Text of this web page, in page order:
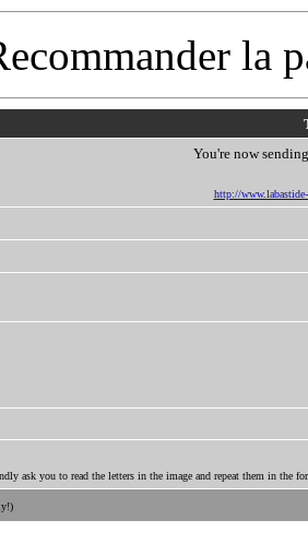
la
You're now
http://
ask you to read the letters in the image and repeat them in the